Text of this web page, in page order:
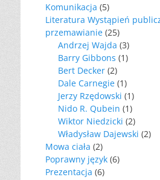
Komunikacja (5)
Literatura Wystąpień
przemawianie (25)
Andrzej Wajda (3)
Barry Gibbons (1)
Bert Decker (2)
Dale Carnegie (1)
Jerzy Rzędowski (1)
Nido R. Qubein (1)
Wiktor Niedzicki (2)
Władysław Dajewski (2)
Mowa ciała (2)
Poprawny język (6)
Prezentacja (6)